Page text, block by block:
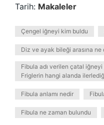
Tarih: Makaleler
Çengel iğneyi kim buldu
Diz ve ayak bileği arasına ne
Fibula adı verilen çatal
Friglerin hangi alanda
Fibula anlamı nedir
Fibula ne zaman bulundu